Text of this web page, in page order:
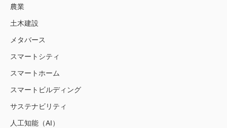
農業
土木建設
メタバース
スマートシティ
スマートホーム
スマートビルディング
サステナビリティ
人工知能（AI）